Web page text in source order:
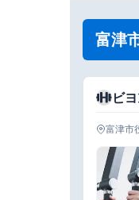
富津
ビ
富津市